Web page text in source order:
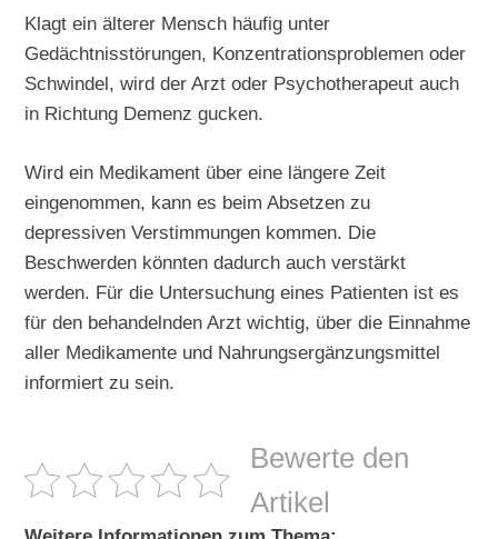
Klagt ein älterer Mensch häufig unter
Gedächtnisstörungen, Konzentrationsproblemen oder
Schwindel, wird der Arzt oder Psychotherapeut auch
in Richtung Demenz gucken.
Wird ein Medikament über eine längere Zeit
eingenommen, kann es beim Absetzen zu
depressiven Verstimmungen kommen. Die
Beschwerden könnten dadurch auch verstärkt
werden. Für die Untersuchung eines Patienten ist es
für den behandelnden Arzt wichtig, über die Einnahme
aller Medikamente und Nahrungsergänzungsmittel
informiert zu sein.
Bewerte den
Artikel